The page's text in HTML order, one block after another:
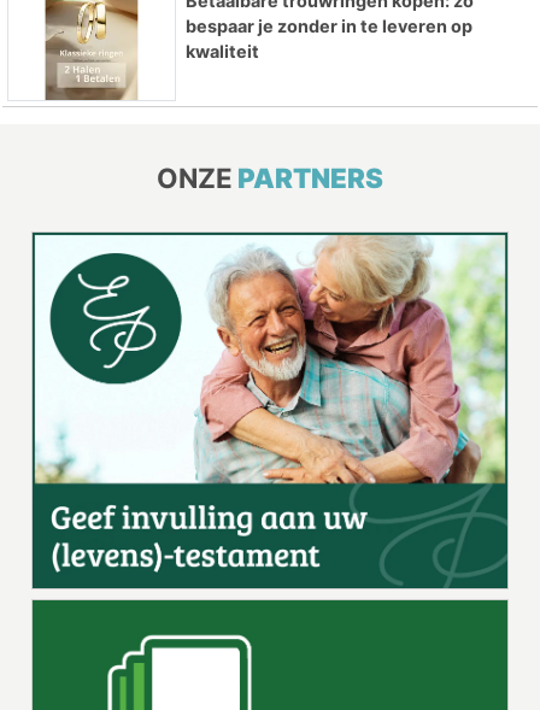
bespaar je zonder in te leveren op
kwaliteit
ONZE PARTNERS